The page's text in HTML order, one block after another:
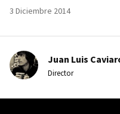
3 Diciembre 2014
Juan Luis
Director